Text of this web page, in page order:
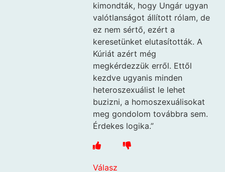
kimondták, hogy Ungár ugyan
valótlanságot állított rólam, de
ez nem sértő, ezért a
keresetünket elutasították. A
Kúriát azért még
megkérdezzük erről. Ettől
kezdve ugyanis minden
heteroszexuálist le lehet
buzizni, a homoszexuálisokat
meg gondolom továbbra sem.
Érdekes logika.”
Válasz